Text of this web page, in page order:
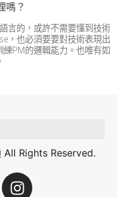
嗎？
言的，或許不需要懂到技術
，也必須要要對技術表現出
PM的邏輯能力。也唯有如
Rights Reserved.